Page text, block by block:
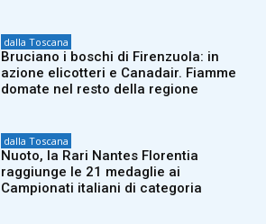
dalla Toscana
Bruciano i boschi di Firenzuola: in
azione elicotteri e Canadair. Fiamme
domate nel resto della regione
dalla Toscana
Nuoto, la Rari Nantes Florentia
raggiunge le 21 medaglie ai
Campionati italiani di categoria